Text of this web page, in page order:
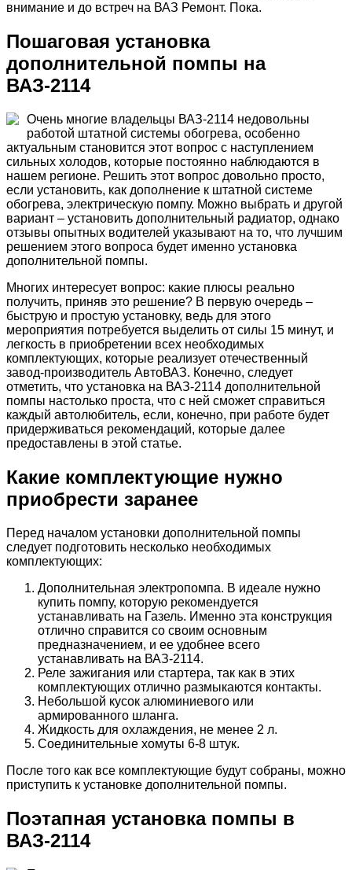
внимание и до встреч на ВАЗ Ремонт. Пока.
Пошаговая установка
дополнительной помпы на
ВАЗ-2114
Очень многие владельцы ВАЗ-2114 недовольны
работой штатной системы обогрева, особенно
актуальным становится этот вопрос с наступлением
сильных холодов, которые постоянно наблюдаются в
нашем регионе. Решить этот вопрос довольно просто,
если установить, как дополнение к штатной системе
обогрева, электрическую помпу. Можно выбрать и другой
вариант – установить дополнительный радиатор, однако
отзывы опытных водителей указывают на то, что лучшим
решением этого вопроса будет именно установка
дополнительной помпы.
Многих интересует вопрос: какие плюсы реально
получить, приняв это решение? В первую очередь –
быструю и простую установку, ведь для этого
мероприятия потребуется выделить от силы 15 минут, и
легкость в приобретении всех необходимых
комплектующих, которые реализует отечественный
завод-производитель АвтоВАЗ. Конечно, следует
отметить, что установка на ВАЗ-2114 дополнительной
помпы настолько проста, что с ней сможет справиться
каждый автолюбитель, если, конечно, при работе будет
придерживаться рекомендаций, которые далее
предоставлены в этой статье.
Какие комплектующие нужно
приобрести заранее
Перед началом установки дополнительной помпы
следует подготовить несколько необходимых
комплектующих:
Дополнительная электропомпа. В идеале нужно
купить помпу, которую рекомендуется
устанавливать на Газель. Именно эта конструкция
отлично справится со своим основным
предназначением, и ее удобнее всего
устанавливать на ВАЗ-2114.
Реле зажигания или стартера, так как в этих
комплектующих отлично размыкаются контакты.
Небольшой кусок алюминиевого или
армированного шланга.
Жидкость для охлаждения, не менее 2 л.
Соединительные хомуты 6-8 штук.
После того как все комплектующие будут собраны, можно
приступить к установке дополнительной помпы.
Поэтапная установка помпы в
ВАЗ-2114